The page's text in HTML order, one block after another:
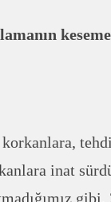
inat
gibi,